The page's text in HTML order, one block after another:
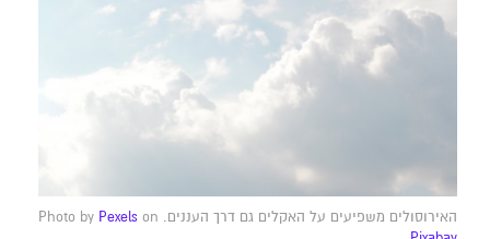
האירוסולים משפיעים על האקלים גם דרך העננים. Photo by Pexels on